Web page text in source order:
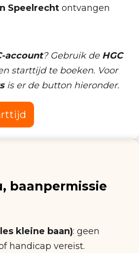
Speelrecht ontvangen
account? Gebruik de HGC
starttijd te boeken. Voor
is er de button hieronder.
baanpermissie
kleine baan): geen
handicap vereist.